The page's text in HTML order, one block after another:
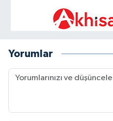
Yorumlar